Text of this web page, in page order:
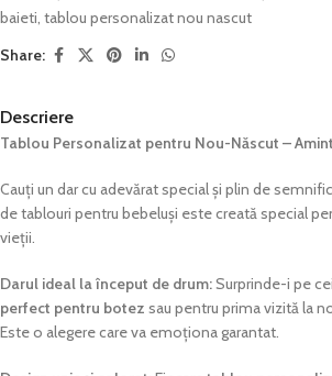
baieti tablou personalizat nou nascut
Share:
Descriere
Tablou Personalizat pentru Nou-Născut –
Cauți un dar cu adevărat special și plin de
de tablouri pentru bebeluși este creată special
vieții.
Darul ideal la început de drum:Surprinde-i pe
perfect pentru botez sau pentru prima vizită la
Este o alegere care va emoționa garantat.